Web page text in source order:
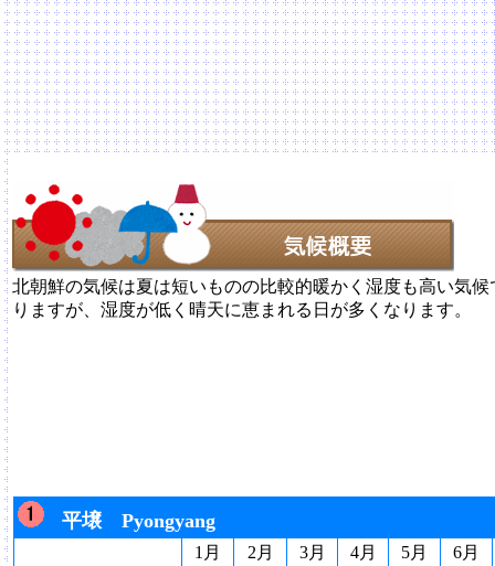
北朝鮮の気候は夏は短いものの比較的暖かく湿度も高い気
りますが、湿度が低く晴天に恵まれる日が多くなります。
平壌 Pyongyang
1月 2月 3月 4月 5月
6月